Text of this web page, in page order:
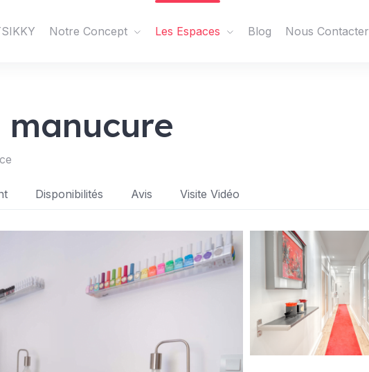
Notre Concept Les Espaces Blog Nous Contacter
manucure
Disponibilités Avis Visite Vidéo